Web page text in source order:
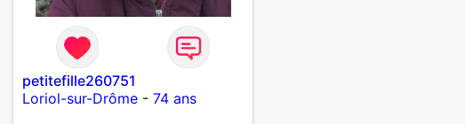
petitefille260751
Loriol-sur-Drôme -74 ans